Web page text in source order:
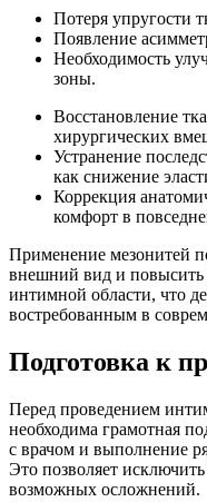
Потеря упругости
Появление
Необходимость
зоны.
Восстановление
хирургических
Устранение
как снижение
Коррекция
комфорт в
Применение мезонитей
внешний вид и повысить
интимной области, что
востребованным в
Подготовка к
Перед проведением
необходима грамотная
с врачом и выполнение
Это позволяет
возможных осложнений.